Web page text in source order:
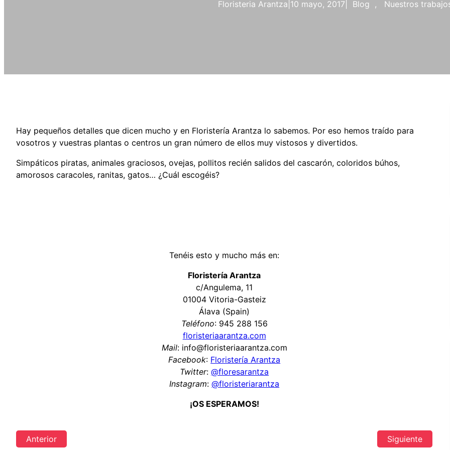
Floristeria Arantza 10 mayo, 2017 Blog , Nuestros
Hay pequeños detalles que dicen mucho y en Floristería Arantza lo sabemos. Por eso hemos traído para
vosotros y vuestras plantas o centros un gran número de ellos muy vistosos y divertidos.
Simpáticos piratas, animales graciosos, ovejas, pollitos recién salidos del cascarón, coloridos búhos,
amorosos caracoles, ranitas, gatos… ¿Cuál escogéis?
Tenéis esto y mucho más en:
Floristería Arantza
c/Angulema, 11
01004 Vitoria-Gasteiz
Álava (Spain)
Teléfono: 945 288 156
floristeriaarantza.com
Mail: info@floristeriaarantza.com
Facebook: Floristería Arantza
Twitter:@floresarantza
Instagram:@floristeriarantza
¡OS ESPERAMOS!
Anterior Siguiente